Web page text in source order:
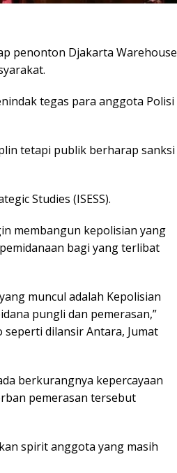
penonton Djakarta Warehouse
tegas para anggota Polisi
tetapi publik berharap sanksi
Studies (ISESS).
membangun kepolisian yang
bagi yang terlibat
muncul adalah Kepolisian
pungli dan pemerasan,”
seperti dilansir Antara, Jumat
berkurangnya kepercayaan
pemerasan tersebut
spirit anggota yang masih